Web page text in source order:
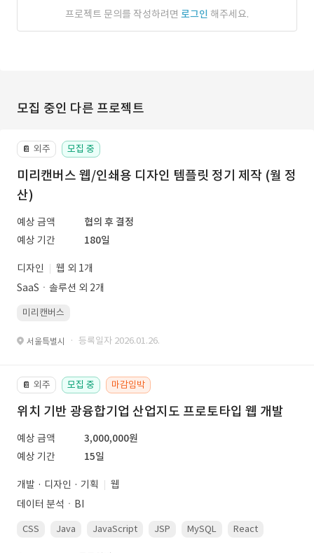
프로젝트 문의를 작성하려면 로그인 해주세요.
모집 중인 다른 프로젝트
📔 외주 모집 중
미리캔버스 웹/인쇄용 디자인 템플릿 정기 제작 (월 정
산)
예상 금액
협의 후 결정
예상 기간
180일
디자인
웹 외 1개
SaaSㆍ솔루션 외 2개
미리캔버스
서울특별시 · 등록일자 2026.01.26.
📔 외주 모집 중 마감임박
위치 기반 광융합기업 산업지도 프로토타입 웹 개발
예상 금액
3,000,000원
예상 기간
15일
개발 · 디자인 · 기획
웹
데이터 분석ㆍBI
CSS Java JavaScript JSP MySQL React